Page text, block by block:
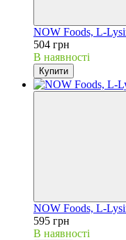
NOW Foods, L-
504 грн
В наявності
Купити
NOW Foods, L-
595 грн
В наявності